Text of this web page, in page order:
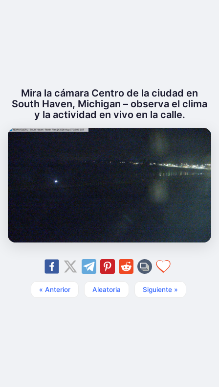
Mira la cámara Centro de la ciudad en
South Haven, Michigan – observa el clima
y la actividad en vivo en la calle.
« Anterior Aleatoria Siguiente »